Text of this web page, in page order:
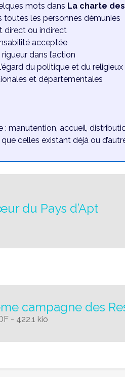
mots dans La charte
toutes les personnes démunies
direct ou indirect
acceptée
dans l’action
du politique et du religieux
et départementales
: manutention, accueil,
celles existant déjà ou
du Pays d’Apt
campagne des
- 422.1 kio